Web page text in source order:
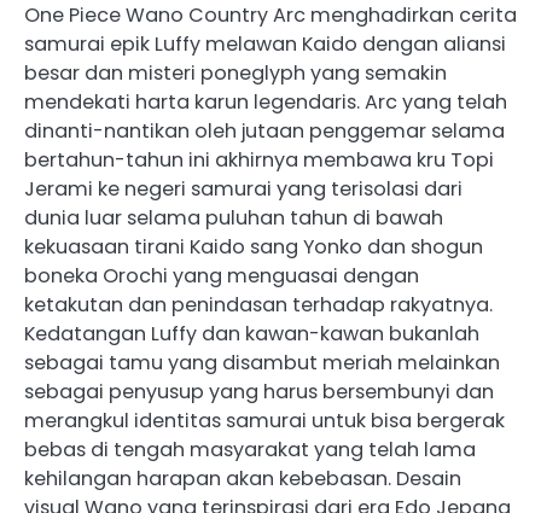
One Piece Wano Country Arc menghadirkan cerita
samurai epik Luffy melawan Kaido dengan aliansi
besar dan misteri poneglyph yang semakin
mendekati harta karun legendaris. Arc yang telah
dinanti-nantikan oleh jutaan penggemar selama
bertahun-tahun ini akhirnya membawa kru Topi
Jerami ke negeri samurai yang terisolasi dari
dunia luar selama puluhan tahun di bawah
kekuasaan tirani Kaido sang Yonko dan shogun
boneka Orochi yang menguasai dengan
ketakutan dan penindasan terhadap rakyatnya.
Kedatangan Luffy dan kawan-kawan bukanlah
sebagai tamu yang disambut meriah melainkan
sebagai penyusup yang harus bersembunyi dan
merangkul identitas samurai untuk bisa bergerak
bebas di tengah masyarakat yang telah lama
kehilangan harapan akan kebebasan. Desain